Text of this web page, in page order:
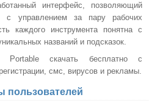
интерфейс, позволяющий
с управлением за пару рабочих
каждого инструмента понятна с
названий и подсказок.
Portable скачать бесплатно с
смс, вирусов и рекламы.
пользователей